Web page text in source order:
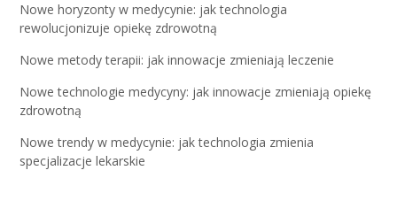
Nowe horyzonty w medycynie: jak technologia
rewolucjonizuje opiekę zdrowotną
Nowe metody terapii: jak innowacje zmieniają leczenie
Nowe technologie medycyny: jak innowacje zmieniają opiekę
zdrowotną
Nowe trendy w medycynie: jak technologia zmienia
specjalizacje lekarskie